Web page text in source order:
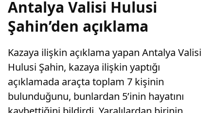
Antalya Valisi Hulusi
Şahin’den açıklama
Kazaya ilişkin açıklama yapan Antalya Valisi
Hulusi Şahin, kazaya ilişkin yaptığı
açıklamada araçta toplam 7 kişinin
bulunduğunu, bunlardan 5’inin hayatını